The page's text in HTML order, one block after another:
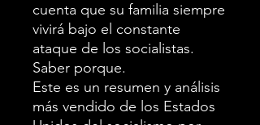
cuenta que su familia siempre
vivirá bajo el constante
ataque de los socialistas.
Saber porque.
Este es un resumen y análisis
más vendido de los Estados